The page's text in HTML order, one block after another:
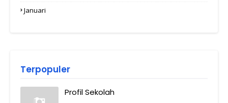
Januari
Terpopuler
Profil Sekolah